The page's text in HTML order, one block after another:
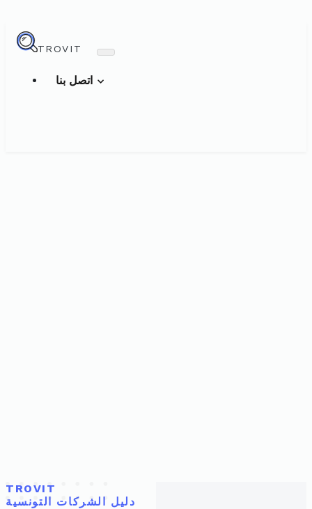
TROVIT
TROVIT
دليل الشركات التونسية